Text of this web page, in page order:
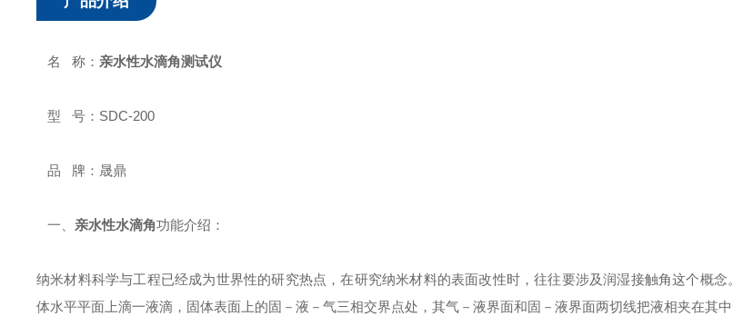
名 称： 亲水性水滴角测试仪
型 号：SDC-200
品 牌：晟鼎
一、 亲水性水滴角功能介绍：
纳米材料科学与工程已经成为世界性的研究热点，在研究纳米材料的表面改性时，往往要涉及润湿接触角这个概念
体水平平面上滴一液滴，固体表面上的固－液－气三相交界点处，其气－液界面和固－液界面两切线把液相夹在其中